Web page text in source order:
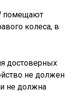
помещают
колеса, в
достоверных
не должен
и не должна